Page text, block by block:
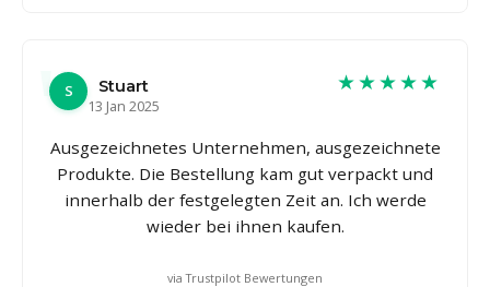
S
Stuart
13 Jan 2025
★★★★★
Ausgezeichnetes Unternehmen, ausgezeichnete
Produkte. Die Bestellung kam gut verpackt und
innerhalb der festgelegten Zeit an. Ich werde
wieder bei ihnen kaufen.
via Trustpilot Bewertungen